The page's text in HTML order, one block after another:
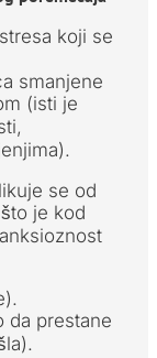
koji se
smanjene
(isti je
se od
je kod
da prestane